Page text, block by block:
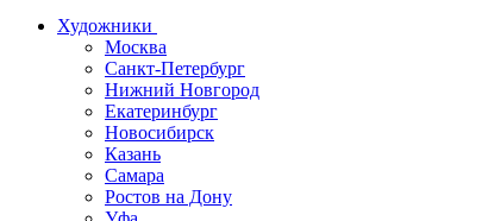
Художники
Москва
Санкт-Петербург
Нижний Новгород
Екатеринбург
Новосибирск
Казань
Самара
Ростов на Дону